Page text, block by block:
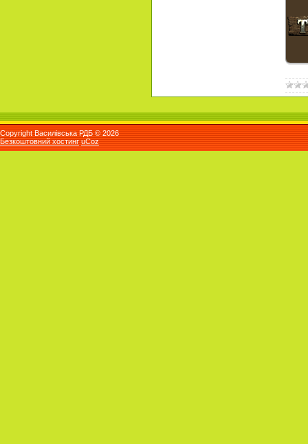
Copyright Василівська РДБ © 2026
Безкоштовний хостинг uCoz